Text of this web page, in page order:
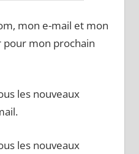
mon e-mail et mon
pour mon prochain
les nouveaux
les nouveaux